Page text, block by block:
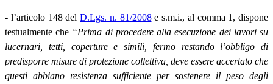
- l’articolo 148 del D.Lgs. n. 81/2008e s.m.i., al comma 1, dispone
testualmente che “Prima di procedere alla esecuzione dei lavori su
lucernari, tetti, coperture e simili, fermo restando l’obbligo di
predisporre misure di protezione collettiva, deve essere accertato che
questi abbiano resistenza sufficiente per sostenere il peso degli